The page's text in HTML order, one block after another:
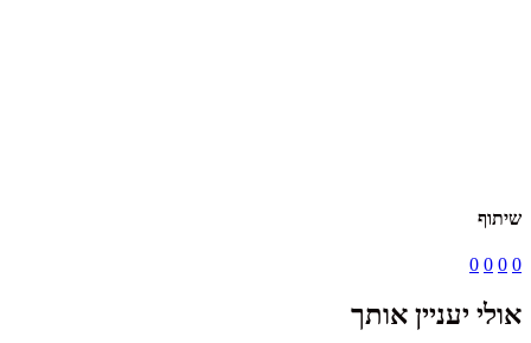
שיתוף
0
0
0
0
אולי יעניין אותך